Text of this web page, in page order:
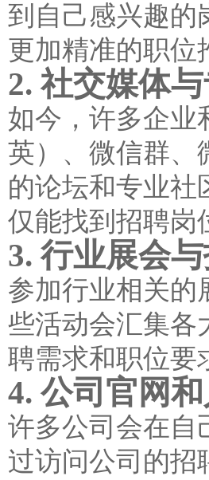
到自己感兴趣的
更加精准的职位
2. 社交媒体
如今，许多企业
英）、微信群、
的论坛和专业社
仅能找到招聘岗
3. 行业展会
参加行业相关的
些活动会汇集各
聘需求和职位要
4. 公司官网
许多公司会在自
过访问公司的招